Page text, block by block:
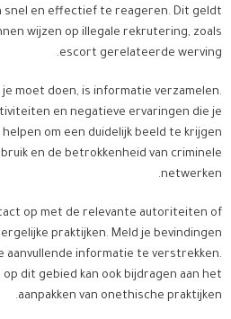
snel en effectief te reageren. Dit geldt
wijzen op illegale rekrutering, zoals
escort gerelateerde werving.
moet doen, is informatie verzamelen.
en negatieve ervaringen die je
om een duidelijk beeld te krijgen
en de betrokkenheid van criminele
netwerken.
op met de relevante autoriteiten of
praktijken. Meld je bevindingen
aanvullende informatie te verstrekken.
dit gebied kan ook bijdragen aan het
aanpakken van onethische praktijken.